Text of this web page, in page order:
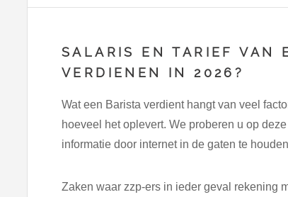
SALARIS EN TARIEF VAN
VERDIENEN IN 2026?
Wat een Barista verdient hangt van veel
hoeveel het oplevert. We proberen u op
informatie door internet in de gaten te
Zaken waar zzp-ers in ieder geval rekening